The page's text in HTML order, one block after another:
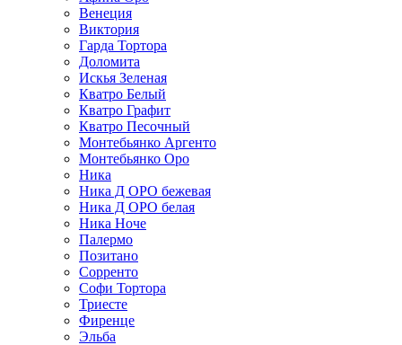
Венеция
Виктория
Гарда Тортора
Доломита
Искья Зеленая
Кватро Белый
Кватро Графит
Кватро Песочный
Монтебьянко Аргенто
Монтебьянко Оро
Ника
Ника Д ОРО бежевая
Ника Д ОРО белая
Ника Ноче
Палермо
Позитано
Сорренто
Софи Тортора
Триесте
Фиренце
Эльба